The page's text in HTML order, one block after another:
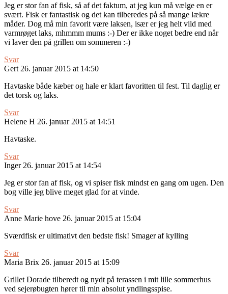
Jeg er stor fan af fisk, så af det faktum, at jeg kun må vælge en er
svært. Fisk er fantastisk og det kan tilberedes på så mange lækre
måder. Dog må min favorit være laksen, især er jeg helt vild med
varmrøget laks, mhmmm mums :-) Der er ikke noget bedre end når
vi laver den på grillen om sommeren :-)
Svar
Gert 26. januar 2015 at 14:50
Havtaske både kæber og hale er klart favoritten til fest. Til daglig er
det torsk og laks.
Svar
Helene H 26. januar 2015 at 14:51
Havtaske.
Svar
Inger 26. januar 2015 at 14:54
Jeg er stor fan af fisk, og vi spiser fisk mindst en gang om ugen. Den
bog ville jeg blive meget glad for at vinde.
Svar
Anne Marie hove 26. januar 2015 at 15:04
Sværdfisk er ultimativt den bedste fisk! Smager af kylling
Svar
Maria Brix 26. januar 2015 at 15:09
Grillet Dorade tilberedt og nydt på terassen i mit lille sommerhus
ved sejerøbugten hører til min absolut yndlingsspise.